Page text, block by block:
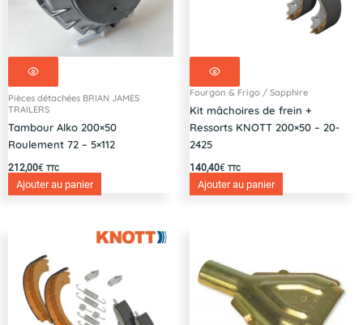
Pièces détachées BRIAN JAMES
TRAILERS
Tambour Alko 200×50
Roulement 72 – 5×112
212,00€ TTC
Ajouter au panier
Fourgon & Frigo / Sapphire
Kit mâchoires de frein +
Ressorts KNOTT 200×50 – 20-
2425
140,40€ TTC
Ajouter au panier